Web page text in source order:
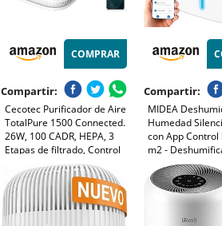
COMPRAR
Compartir:
Cecotec Purificador de Aire
TotalPure 1500 Connected.
26W, 100 CADR, HEPA, 3
Etapas de filtrado, Control
por Wi-fi, 2 Modos de
Funcionamiento, Sensor PM
2,5, Cobertura 40 m3 -
Blanco
Compartir:
MIDEA
Humedad
con App Control
m2 -
para
Habitación con
Extraible -
Electrico
Consumo